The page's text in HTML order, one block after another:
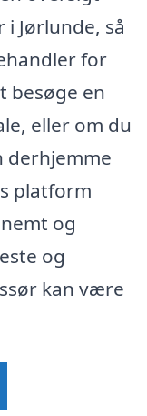
Jørlunde, så
for
besøge en
eller om du
derhjemme
platform
og
og
kan være